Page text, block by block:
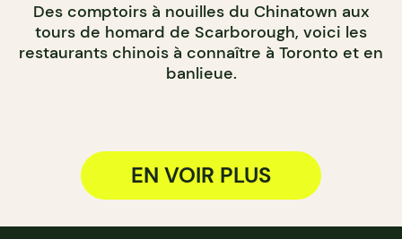
Des comptoirs à nouilles du Chinatown aux
tours de homard de Scarborough, voici les
restaurants chinois à connaître à Toronto et en
banlieue.
EN VOIR PLUS